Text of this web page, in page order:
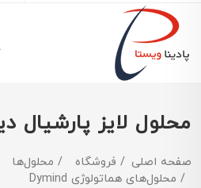
محلول لایز پارشیال
صفحه اصلی فروشگاه محلول‌ها
محلول‌های هماتولوژی Dymind